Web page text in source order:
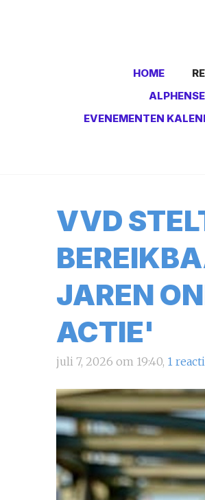
HOME
EVENEMENTEN
VVD
JAREN
ACTIE'
juli 7, 2026 om 19:40, 1